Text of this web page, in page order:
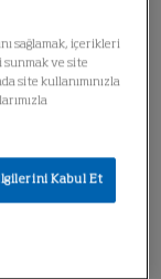
sağlamak, içerikleri
sunmak ve site
site kullanımınızla
Kabul Et